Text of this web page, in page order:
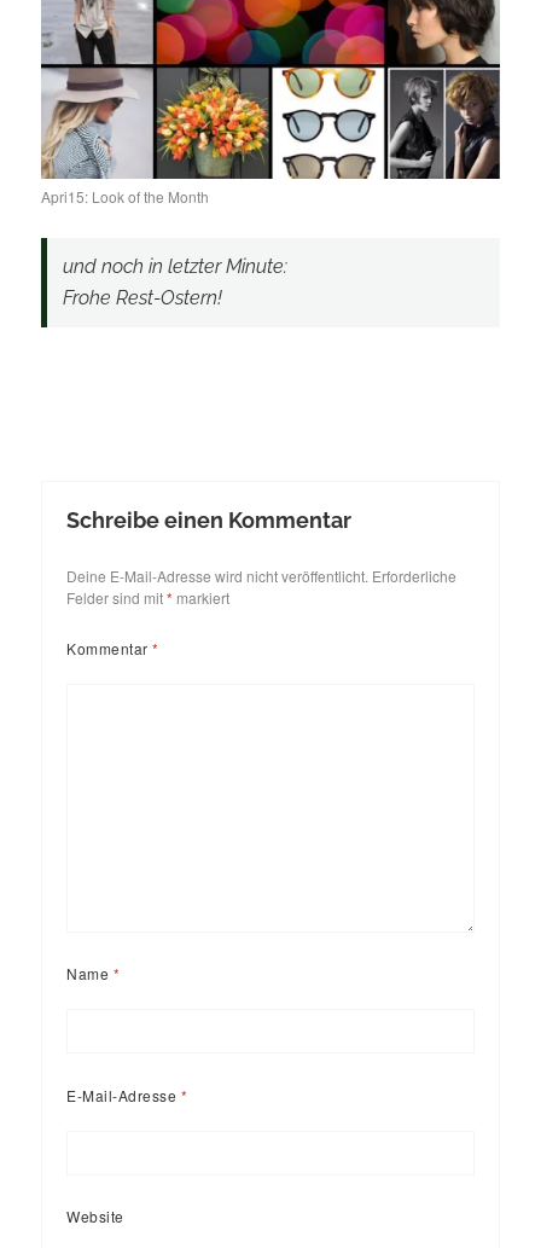
Apri15: Look of the Month
und noch in letzter Minute:
Frohe Rest-Ostern!
Schreibe einen Kommentar
Deine E-Mail-Adresse wird nicht veröffentlicht. Erforderliche
Felder sind mit* markiert
Kommentar*
Name *
E-Mail-Adresse *
Website